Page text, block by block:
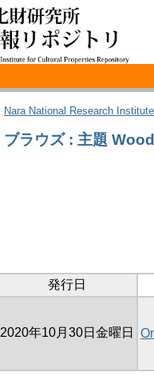
Nara National Research
ブラウズ : 主題 Wood
発行日
2020年10月30日金曜日